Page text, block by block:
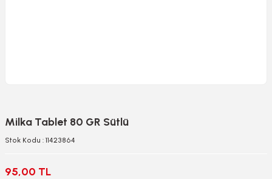
Milka Tablet 80 GR Sütlü
Stok Kodu : 11423864
95,00 TL